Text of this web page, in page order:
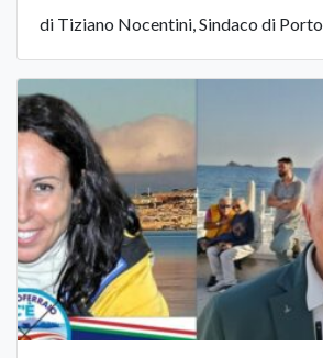
di Tiziano Nocentini, Sindaco di